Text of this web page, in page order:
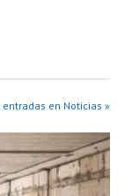
entradas en Noticias »